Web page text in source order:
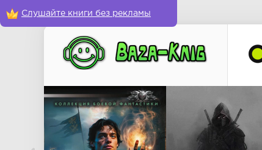
Слушайте книги без рекламы